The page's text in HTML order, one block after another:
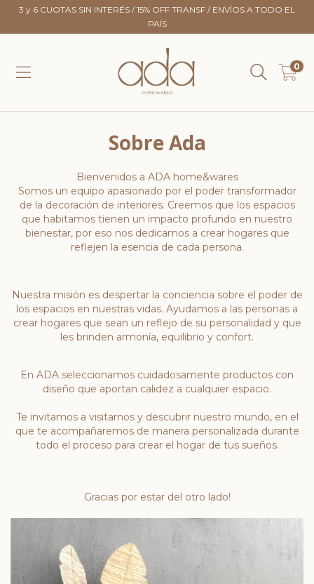
3 y 6 CUOTAS SIN INTERÉS / 15% OFF TRANSF / ENVÍOS A TODO EL
PAÍS
0
Sobre Ada
Bienvenidos a ADA home&wares
Somos un equipo apasionado por el poder transformador
de la decoración de interiores. Creemos que los espacios
que habitamos tienen un impacto profundo en nuestro
bienestar, por eso nos dedicamos a crear hogares que
reflejen la esencia de cada persona.
Nuestra misión es despertar la conciencia sobre el poder de
los espacios en nuestras vidas. Ayudamos a las personas a
crear hogares que sean un reflejo de su personalidad y que
les brinden armonía, equilibrio y confort.
En ADA seleccionamos cuidadosamente productos con
diseño que aportan calidez a cualquier espacio.
Te invitamos a visitarnos y descubrir nuestro mundo, en el
que te acompañaremos de manera personalizada durante
todo el proceso para crear el hogar de tus sueños.
Gracias por estar del otro lado!